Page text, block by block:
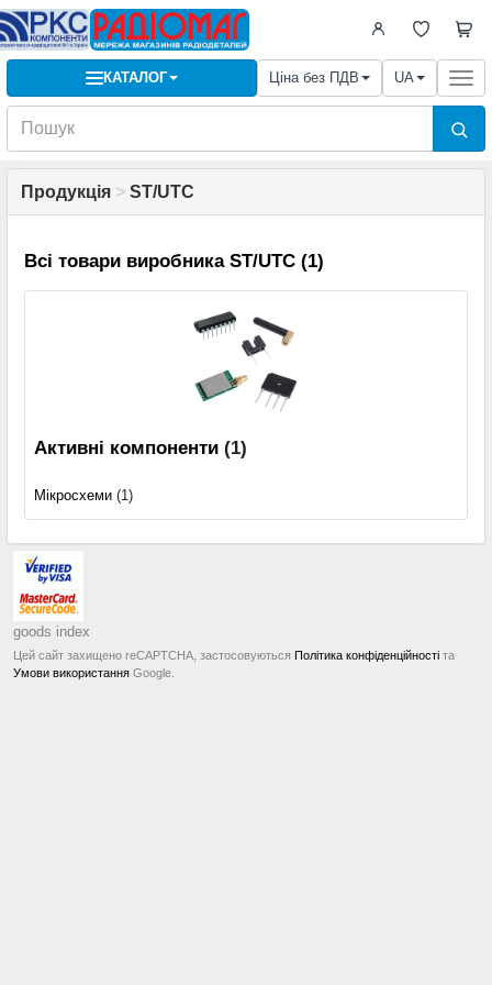
КАТАЛОГ Ціна без ПДВ UA
Продукція > ST/UTC
Всі товари виробника ST/UTC (1)
Активні компоненти (1)
Мікросхеми (1)
goods index
Цей сайт захищено reCAPTCHA, застосовуються Політика конфіденційності та
Умови використання Google.